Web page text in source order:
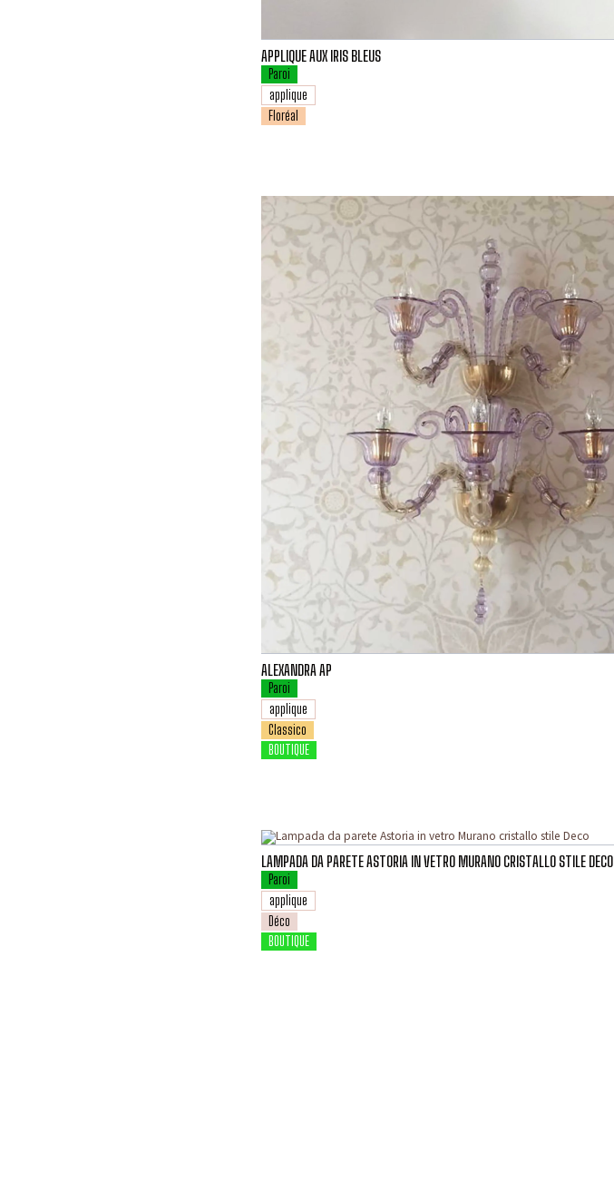
APPLIQUE AUX IRIS BLEUS
Paroi
applique
Floréal
ALEXANDRA AP
Paroi
applique
Classico
BOUTIQUE
LAMPADA DA PARETE ASTORIA IN VETRO MURANO CRISTALLO STILE DECO
Paroi
applique
Déco
BOUTIQUE